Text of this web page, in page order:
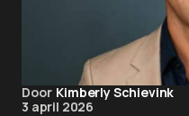
Door Kimberly Schievink
3 april 2026